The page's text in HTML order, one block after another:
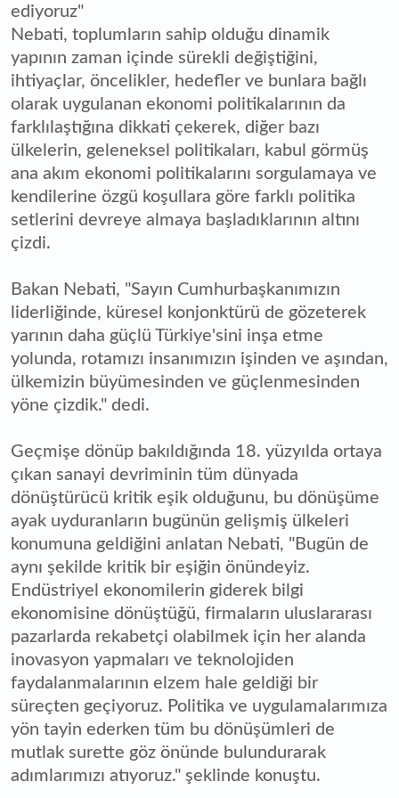
ediyoruz"
Nebati, toplumların sahip olduğu dinamik
yapının zaman içinde sürekli değiştiğini,
ihtiyaçlar, öncelikler, hedefler ve bunlara bağlı
olarak uygulanan ekonomi politikalarının da
farklılaştığına dikkati çekerek, diğer bazı
ülkelerin, geleneksel politikaları, kabul görmüş
ana akım ekonomi politikalarını sorgulamaya ve
kendilerine özgü koşullara göre farklı politika
setlerini devreye almaya başladıklarının altını
çizdi.
Bakan Nebati, "Sayın Cumhurbaşkanımızın
liderliğinde, küresel konjonktürü de gözeterek
yarının daha güçlü Türkiye'sini inşa etme
yolunda, rotamızı insanımızın işinden ve aşından,
ülkemizin büyümesinden ve güçlenmesinden
yöne çizdik." dedi.
Geçmişe dönüp bakıldığında 18. yüzyılda ortaya
çıkan sanayi devriminin tüm dünyada
dönüştürücü kritik eşik olduğunu, bu dönüşüme
ayak uyduranların bugünün gelişmiş ülkeleri
konumuna geldiğini anlatan Nebati, "Bugün de
aynı şekilde kritik bir eşiğin önündeyiz.
Endüstriyel ekonomilerin giderek bilgi
ekonomisine dönüştüğü, firmaların uluslararası
pazarlarda rekabetçi olabilmek için her alanda
inovasyon yapmaları ve teknolojiden
faydalanmalarının elzem hale geldiği bir
süreçten geçiyoruz. Politika ve uygulamalarımıza
yön tayin ederken tüm bu dönüşümleri de
mutlak surette göz önünde bulundurarak
adımlarımızı atıyoruz." şeklinde konuştu.